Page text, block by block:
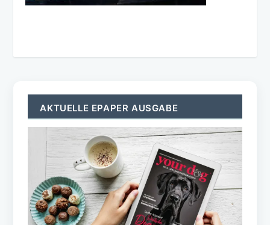
AKTUELLE EPAPER AUSGABE